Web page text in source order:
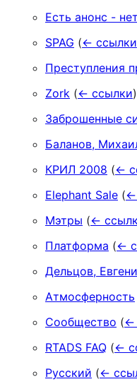
Есть анонс -
SPAG (← ссылки
Преступления
Zork (← ссылки)
Заброшенные
Баланов,
КРИЛ 2008 (←
Elephant Sale (←
Мэтры (←
Платформа (←
Дельцов,
Атмосферность
Сообщество (←
RTADS FAQ (←
Русский (←